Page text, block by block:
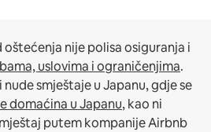
nije polisa osiguranja i
uslovima i ograničenjima.
smještaje u Japanu, gdje se
domaćina u Japanu, kao ni
putem kompanije Airbnb